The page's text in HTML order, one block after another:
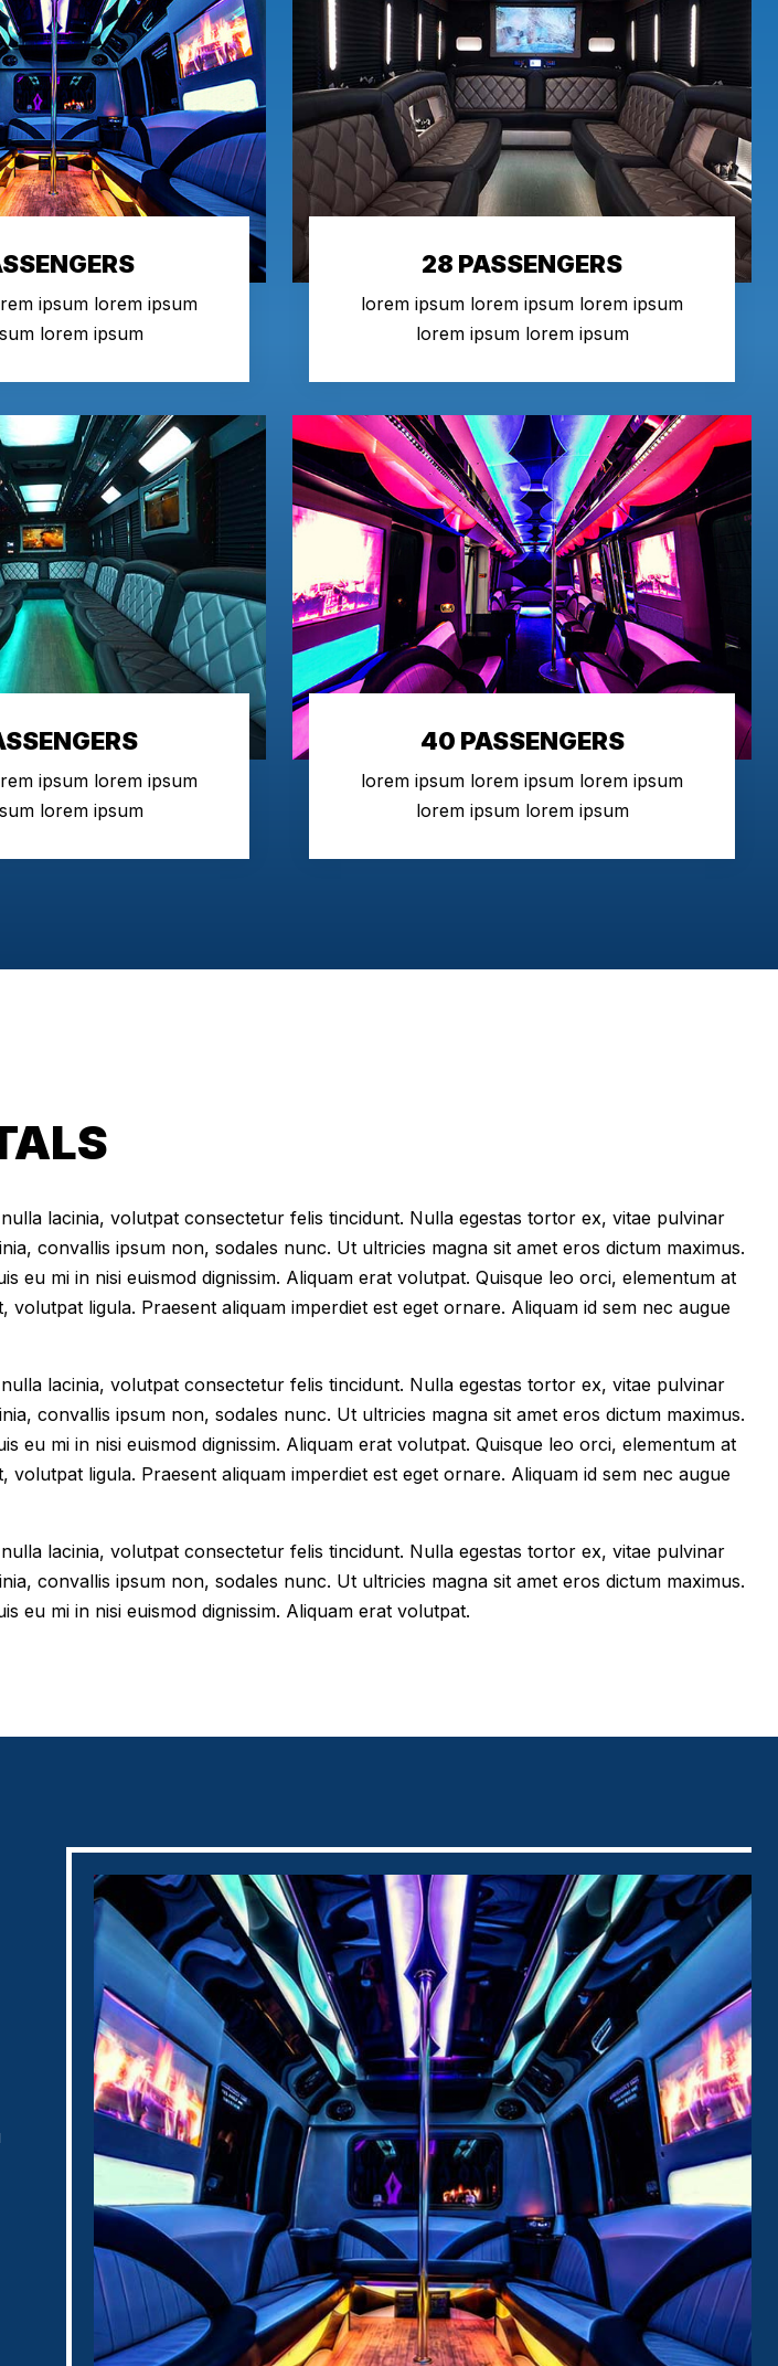
ipsum lorem ipsum
lorem ipsum
28 PASSENGERS
lorem ipsum lorem ipsum lorem ipsum
lorem ipsum lorem ipsum
ipsum lorem ipsum
lorem ipsum
40 PASSENGERS
lorem ipsum lorem ipsum lorem ipsum
lorem ipsum lorem ipsum
lacinia, volutpat consectetur felis tincidunt. Nulla egestas tortor ex, vitae pulvinar
convallis ipsum non, sodales nunc. Ut ultricies magna sit amet eros dictum maximus.
mi in nisi euismod dignissim. Aliquam erat volutpat. Quisque leo orci, elementum at
ligula. Praesent aliquam imperdiet est eget ornare. Aliquam id sem nec augue
lacinia, volutpat consectetur felis tincidunt. Nulla egestas tortor ex, vitae pulvinar
convallis ipsum non, sodales nunc. Ut ultricies magna sit amet eros dictum maximus.
mi in nisi euismod dignissim. Aliquam erat volutpat. Quisque leo orci, elementum at
ligula. Praesent aliquam imperdiet est eget ornare. Aliquam id sem nec augue
lacinia, volutpat consectetur felis tincidunt. Nulla egestas tortor ex, vitae pulvinar
convallis ipsum non, sodales nunc. Ut ultricies magna sit amet eros dictum maximus.
eu mi in nisi euismod dignissim. Aliquam erat volutpat.